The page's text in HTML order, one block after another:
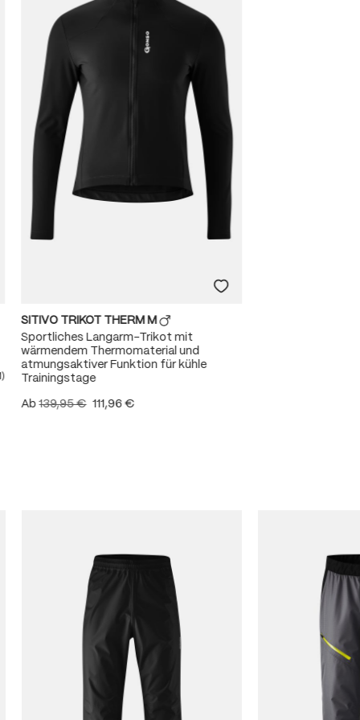
Bewertung von 5 von 5 Sternen
SITIVO TRIKOT THERM M
Sportliches Langarm-Trikot mit
wärmendem Thermomaterial und
atmungsaktiver Funktion für kühle
Trainingstage
Ab139,95 € 111,96 €